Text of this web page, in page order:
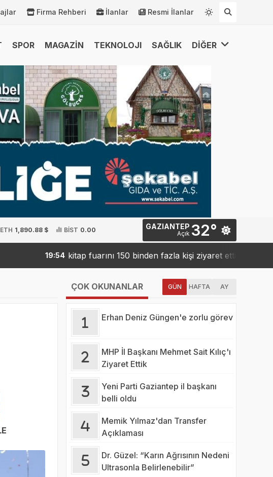
Firma Rehberi İlanlar Resmi İlanlar
SPOR MAGAZİN TEKNOLOJI SAĞLIK DİĞER
ETH 1,890.88 $ BİST 0.00 GAZIANTEP
Açık 32°
kitap fuarını 150 binden fazla kişi ziyaret etti 19:42
ÇOK OKUNANLAR GÜN HAFTA AY
Erhan Deniz Güngen'e zorlu görev
MHP İl Başkanı Mehmet Sait Kılıç'ı
Ziyaret Ettik
Yeni Parti Gaziantep il başkanı
belli oldu
Memik Yılmaz'dan Transfer
Açıklaması
Dr. Güzel: “Karın Ağrısının Nedeni
Ultrasonla Belirlenebilir”